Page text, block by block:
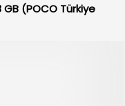
GB (POCO Türkiye